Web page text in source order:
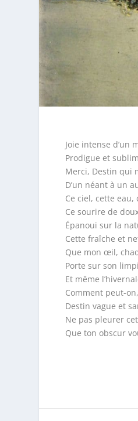
Joie intense d’un
Prodigue et
Merci, Destin qui
D’un néant à un
Ce ciel, cette eau,
Ce sourire de
Épanoui sur la
Cette fraîche et
Que mon œil,
Porte sur son
Et même
Comment peut-
Destin vague et
Ne pas pleurer
Que ton obscur